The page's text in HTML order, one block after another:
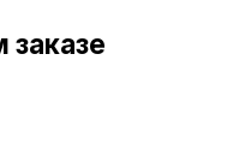
заказе